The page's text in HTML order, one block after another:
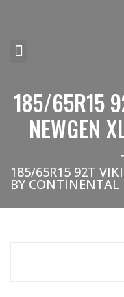
185/65R15
NEWGEN
185/65R15 92T
BY CONTINENTAL